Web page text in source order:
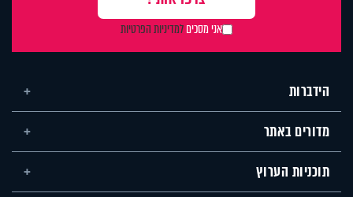
אני מסכיםלמדיניות הפרטיות
הידברות
מדורים באתר
תוכניות הערוץ